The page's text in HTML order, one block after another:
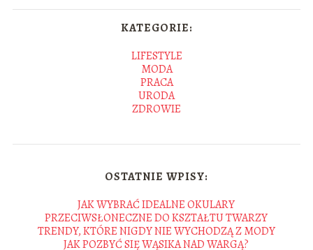
KATEGORIE:
LIFESTYLE
MODA
PRACA
URODA
ZDROWIE
OSTATNIE WPISY:
JAK WYBRAĆ IDEALNE OKULARY
PRZECIWSŁONECZNE DO KSZTAŁTU TWARZY
TRENDY, KTÓRE NIGDY NIE WYCHODZĄ Z MODY
JAK POZBYĆ SIĘ WĄSIKA NAD WARGĄ?